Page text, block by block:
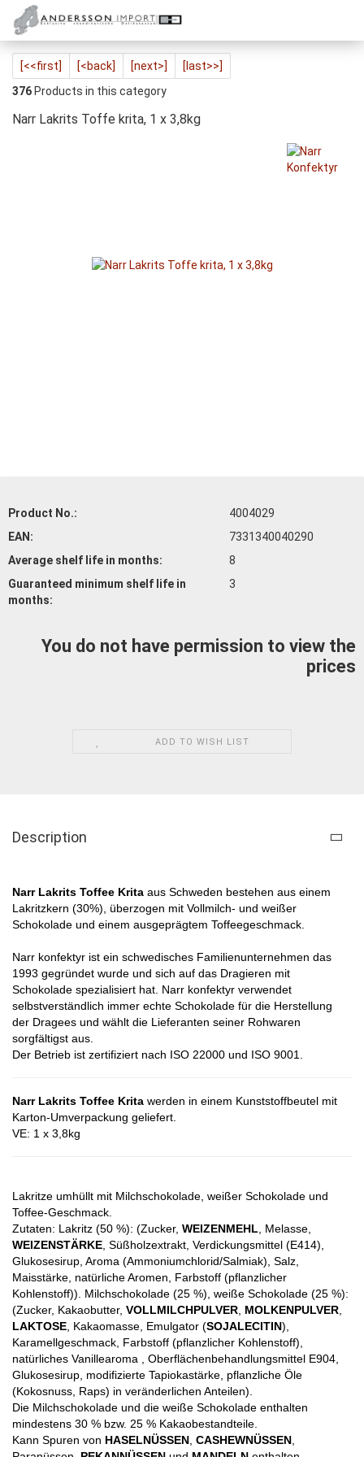
[<<first] [<back] [next>]
[last>>]
376 Products in this category
Narr Lakrits Toffe krita, 1 x 3,8kg
Product No.:
4004029
EAN:
7331340040290
Average shelf life in months:
8
Guaranteed minimum shelf life in
months:
3
You do not have permission to view the
prices
ADD TO WISH LIST
Description
Narr Lakrits Toffee Krita aus Schweden bestehen aus einem
Lakritzkern (30%), überzogen mit Vollmilch- und weißer
Schokolade und einem ausgeprägtem Toffeegeschmack.
Narr konfektyr ist ein schwedisches Familienunternehmen das
1993 gegründet wurde und sich auf das Dragieren mit
Schokolade spezialisiert hat. Narr konfektyr verwendet
selbstverständlich immer echte Schokolade für die Herstellung
der Dragees und wählt die Lieferanten seiner Rohwaren
sorgfältigst aus.
Der Betrieb ist zertifiziert nach ISO 22000 und ISO 9001.
Narr Lakrits Toffee Krita werden in einem Kunststoffbeutel mit
Karton-Umverpackung geliefert.
VE: 1 x 3,8kg
Lakritze umhüllt mit Milchschokolade, weißer Schokolade und
Toffee-Geschmack.
Zutaten: Lakritz (50 %): (Zucker, WEIZENMEHL , Melasse,
WEIZENSTÄRKE , Süßholzextrakt, Verdickungsmittel (E414),
Glukosesirup, Aroma (Ammoniumchlorid/Salmiak), Salz,
Maisstärke, natürliche Aromen, Farbstoff (pflanzlicher
Kohlenstoff)). Milchschokolade (25 %), weiße Schokolade (25 %):
(Zucker, Kakaobutter, VOLLMILCHPULVER MOLKENPULVER
LAKTOSE , Kakaomasse, Emulgator (SOJALECITIN),
Karamellgeschmack, Farbstoff (pflanzlicher Kohlenstoff),
natürliches Vanillearoma , Oberflächenbehandlungsmittel E904,
Glukosesirup, modifizierte Tapiokastärke, pflanzliche Öle
(Kokosnuss, Raps) in veränderlichen Anteilen).
Die Milchschokolade und die weiße Schokolade enthalten
mindestens 30 % bzw. 25 % Kakaobestandteile.
Kann Spuren von HASELNÜSSEN CASHEWNÜSSEN